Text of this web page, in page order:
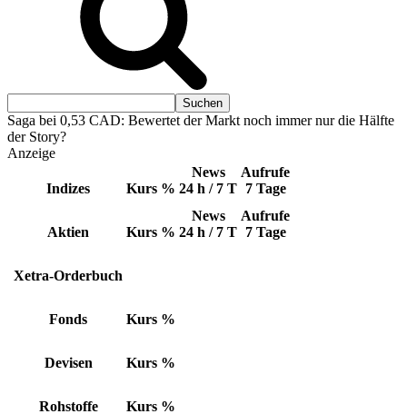
Saga bei 0,53 CAD: Bewertet der Markt noch immer nur die Hälfte
der Story?
Anzeige
Indizes Kurs %
News
24 h / 7 T
Aufrufe
7 Tage
Aktien Kurs %
News
24 h / 7 T
Aufrufe
7 Tage
Xetra-Orderbuch
Fonds Kurs %
Devisen Kurs %
Rohstoffe Kurs %